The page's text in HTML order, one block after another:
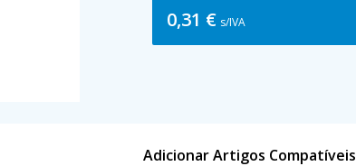
0,31 € s/IVA
Adicionar Artigos Compatíveis